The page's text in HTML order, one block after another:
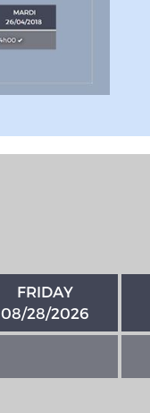
FRIDAY
08/28/2026